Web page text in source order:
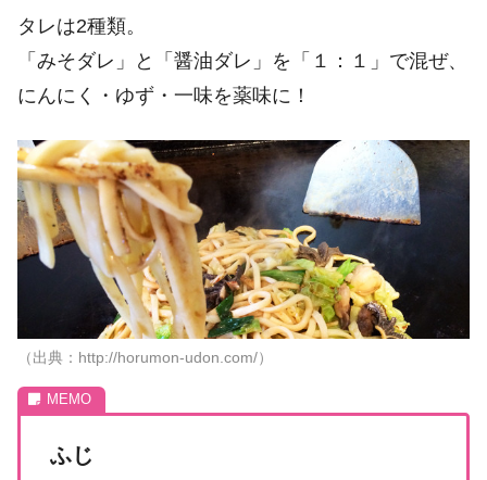
タレは2種類。
「みそダレ」と「醤油ダレ」を「１：１」で混ぜ、
にんにく・ゆず・一味を薬味に！
（出典：http://horumon-udon.com/）
ふじ